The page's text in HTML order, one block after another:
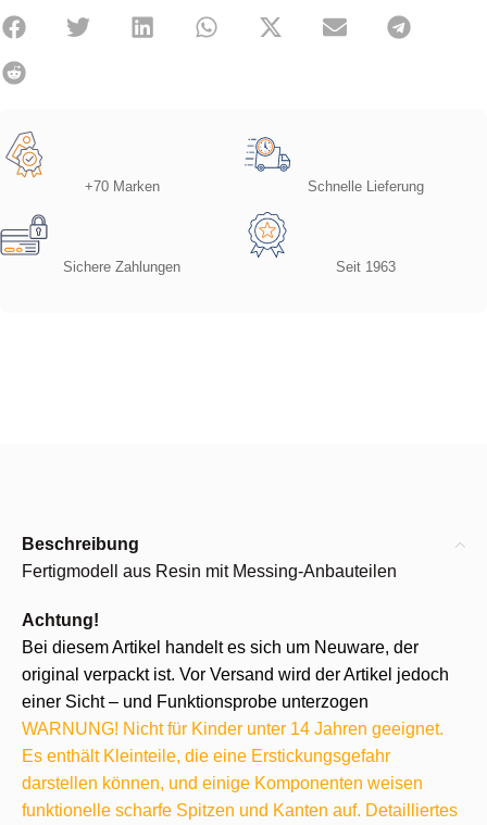
+70 Marken Schnelle Lieferung
Sichere Zahlungen Seit 1963
Beschreibung
Fertigmodell aus Resin mit Messing-Anbauteilen
Achtung!
Bei diesem Artikel handelt es sich um Neuware, der
original verpackt ist. Vor Versand wird der Artikel jedoch
einer Sicht – und Funktionsprobe unterzogen
WARNUNG! Nicht für Kinder unter 14 Jahren geeignet.
Es enthält Kleinteile, die eine Erstickungsgefahr
darstellen können, und einige Komponenten weisen
funktionelle scharfe Spitzen und Kanten auf. Detailliertes